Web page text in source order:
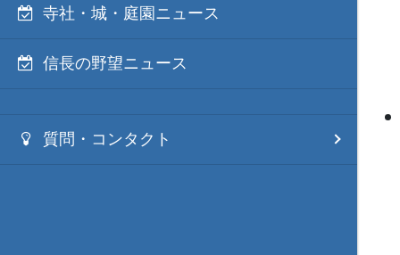
寺社・城・庭園ニュース
信長の野望ニュース
質問・コンタクト